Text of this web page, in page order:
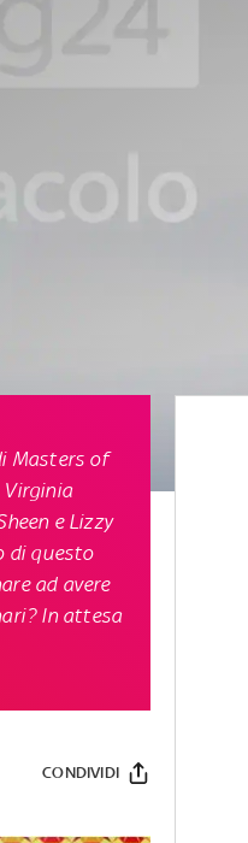
Masters of
Virginia
e Lizzy
di questo
ad avere
In attesa
CONDIVIDI